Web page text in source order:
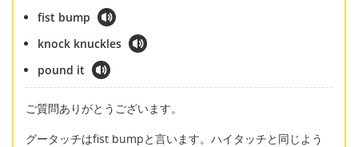
fist bump
knock knuckles
pound it
ご質問ありがとうございます。
グータッチはfist bumpと言います。ハイタッチと同じよう